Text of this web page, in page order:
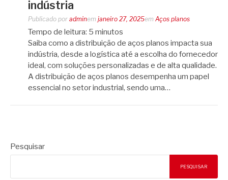
indústria
Publicado por adminem janeiro 27, 2025em Aços planos
Tempo de leitura: 5 minutos
Saiba como a distribuição de aços planos impacta sua
indústria, desde a logística até a escolha do fornecedor
ideal, com soluções personalizadas e de alta qualidade.
A distribuição de aços planos desempenha um papel
essencial no setor industrial, sendo uma…
Pesquisar
PESQUISAR